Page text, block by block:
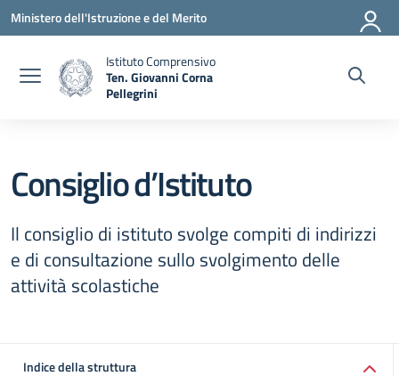
Vai ai contenuti
Vai al menu di navigazione
Vai al footer
Ministero dell'Istruzione e del Merito
Istituto Comprensivo
Ten. Giovanni Corna
Pellegrini
Consiglio d’Istituto
Il consiglio di istituto svolge compiti di indirizzi
e di consultazione sullo svolgimento delle
attività scolastiche
Indice della struttura